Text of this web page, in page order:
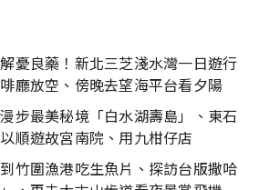
憂良藥！新北三芝淺水灣一日遊行
廳放空、傍晚去望海平台看夕陽
步最美秘境「白水湖壽島」、東石
順遊故宮南院、用九柑仔店
竹圍漁港吃生魚片、探訪台版撒哈